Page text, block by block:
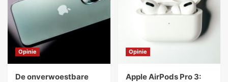
Opinie
De onverwoestbare
Opinie
Apple AirPods Pro 3: